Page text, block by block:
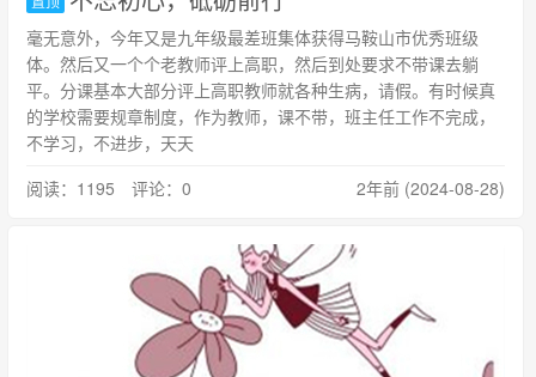
毫无意外，今年又是九年级最差班集体获得马鞍山市优秀班级
体。然后又一个个老教师评上高职，然后到处要求不带课去躺
平。分课基本大部分评上高职教师就各种生病，请假。有时候真
的学校需要规章制度，作为教师，课不带，班主任工作不完成，
不学习，不进步，天天
阅读：1195 评论：0
2年前 (2024-08-28)